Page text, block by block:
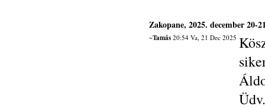
Zakopane, 2025. december 20-
~Tamás20:54 Va, 21 Dec 2025